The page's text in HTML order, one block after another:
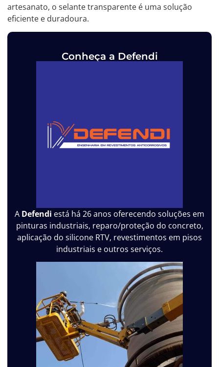
artesanato, o selante transparente é uma solução
eficiente e duradoura.
Conheça a Defendi
A Defendi está há 26 anos oferecendo soluções em
pinturas industriais, reparo/proteção do concreto,
aplicação do silicone RTV, revestimentos em pisos
industriais e outros serviços.